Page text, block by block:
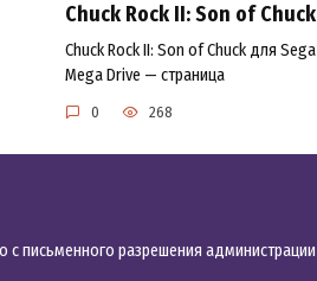
Chuck Rock II: Son of Chuck
Chuck Rock II: Son of Chuck для Sega
Mega Drive — страница
0 268
с письменного разрешения администрации